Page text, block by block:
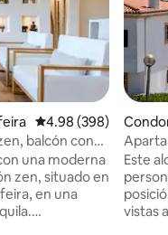
Calificación
4.98 (398)
balcón con
una moderna
zen, situado en
en una
vistas
Este
vistas al